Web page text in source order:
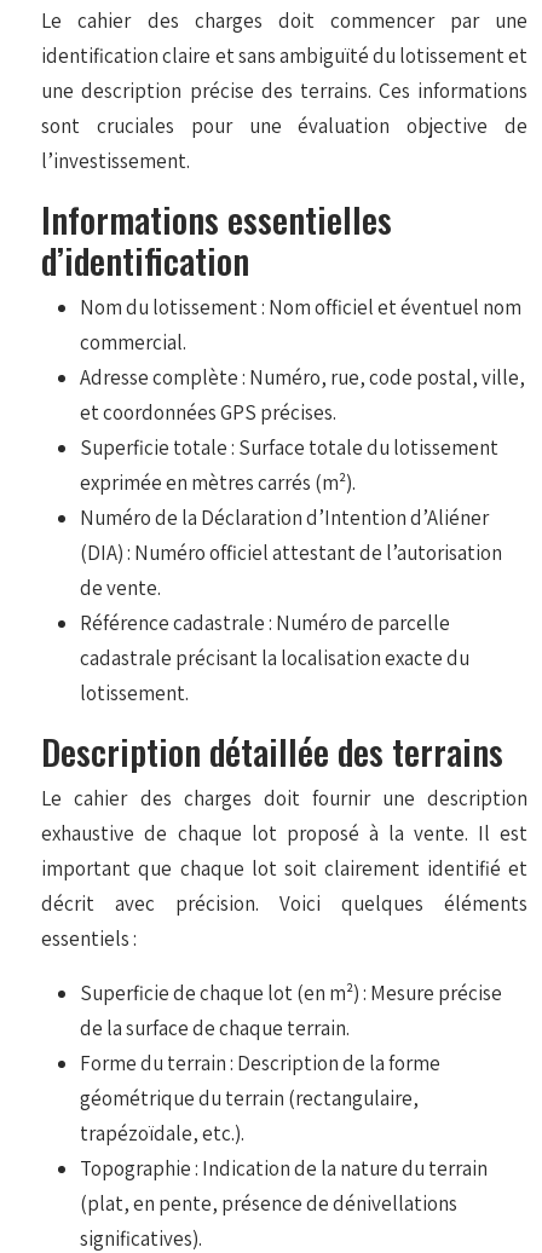
Le cahier des charges doit commencer par une
identification claire et sans ambiguïté du lotissement et
une description précise des terrains. Ces informations
sont cruciales pour une évaluation objective de
l’investissement.
Informations essentielles
d’identification
Nom du lotissement : Nom officiel et éventuel nom
commercial.
Adresse complète : Numéro, rue, code postal, ville,
et coordonnées GPS précises.
Superficie totale : Surface totale du lotissement
exprimée en mètres carrés (m²).
Numéro de la Déclaration d’Intention d’Aliéner
(DIA) : Numéro officiel attestant de l’autorisation
de vente.
Référence cadastrale : Numéro de parcelle
cadastrale précisant la localisation exacte du
lotissement.
Description détaillée des terrains
Le cahier des charges doit fournir une description
exhaustive de chaque lot proposé à la vente. Il est
important que chaque lot soit clairement identifié et
décrit avec précision. Voici quelques éléments
essentiels :
Superficie de chaque lot (en m²) : Mesure précise
de la surface de chaque terrain.
Forme du terrain : Description de la forme
géométrique du terrain (rectangulaire,
trapézoïdale, etc.).
Topographie : Indication de la nature du terrain
(plat, en pente, présence de dénivellations
significatives).